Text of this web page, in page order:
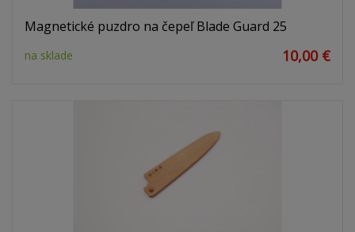
Magnetické puzdro na čepeľ Blade Guard 25
na sklade 10,00 €